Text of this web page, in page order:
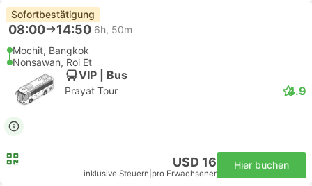
Sofortbestätigung
08:00 14:50 6h, 50m
Mochit, Bangkok
Nonsawan, Roi Et
VIP | Bus
Prayat Tour 4.9
USD 16
inklusive Steuern pro Erwachsener
Hier buchen